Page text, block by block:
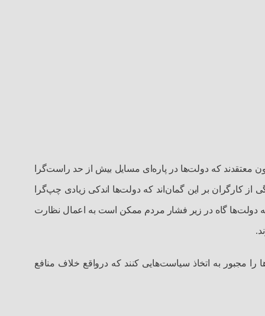
معتقدند که دولت‌ها در پاره‌ای مسایل بیش از حد راست‌گرا
کارگران بر این گمان‌اند که دولت‌ها اندکی زیادی چپ‌گرا
که دولت‌ها گاه در زیر فشار مردم ممکن است به اعمال نظارت
مجبور به اتخاذ سیاست‌هایی کنند که درواقع خلاف منافع